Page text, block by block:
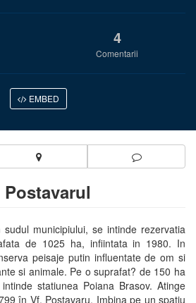
4
Comentarii
EMBED
municipiului, se intinde rezervatia
de 1025 ha, infiintata in 1980. In
peisaje putin influentate de om si
si animale. Pe o suprafat? de 150 ha
statiunea Poiana Brasov. Atinge
în Vf. Postavaru. Imbina pe un spatiu